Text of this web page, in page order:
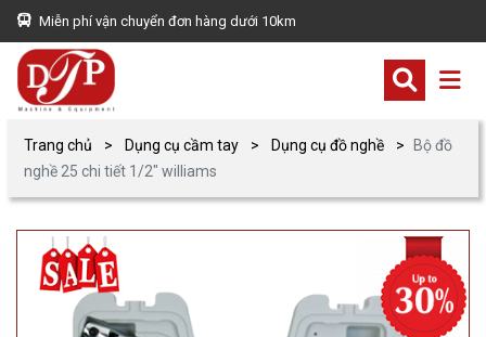
Miễn phí vận chuyển đơn hàng dưới 10km
Trang chủ Dụng cụ cầm tay Dụng cụ đồ nghề
Bộ đồ
nghề 25 chi tiết 1/2″ williams